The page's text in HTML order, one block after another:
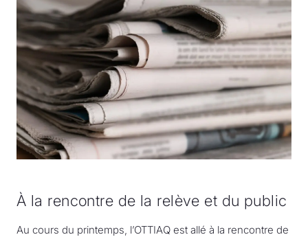
À la rencontre de la relève et du public
Au cours du printemps, l’OTTIAQ est allé à la rencontre de